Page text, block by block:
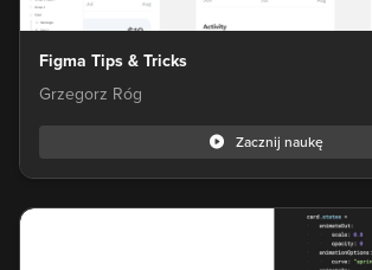
Figma Tips & Tricks
Grzegorz Róg
Zacznij naukę